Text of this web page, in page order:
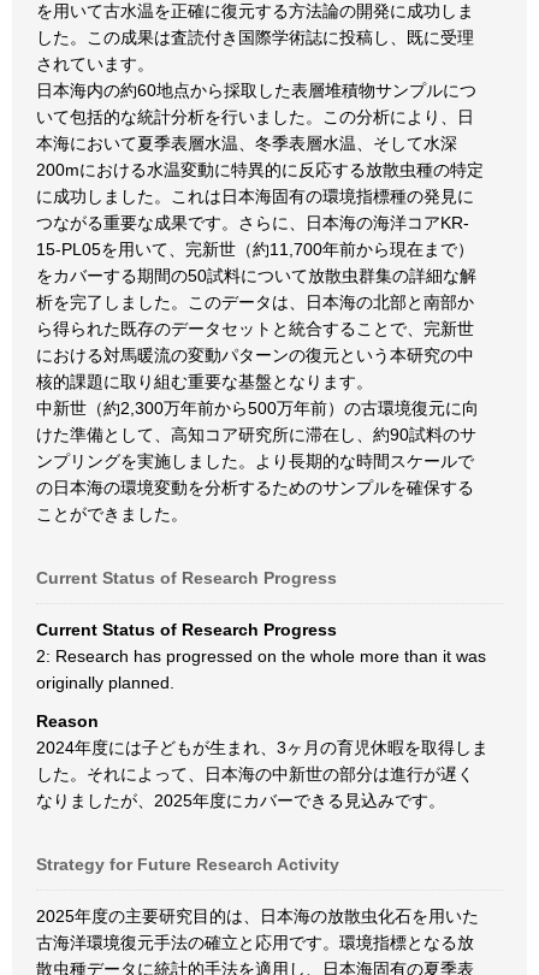
を用いて古水温を正確に復元する方法論の開発に成功しま
した。この成果は査読付き国際学術誌に投稿し、既に受理
されています。
日本海内の約60地点から採取した表層堆積物サンプルにつ
いて包括的な統計分析を行いました。この分析により、日
本海において夏季表層水温、冬季表層水温、そして水深
200mにおける水温変動に特異的に反応する放散虫種の特定
に成功しました。これは日本海固有の環境指標種の発見に
つながる重要な成果です。さらに、日本海の海洋コアKR-
15-PL05を用いて、完新世（約11,700年前から現在まで）
をカバーする期間の50試料について放散虫群集の詳細な解
析を完了しました。このデータは、日本海の北部と南部か
ら得られた既存のデータセットと統合することで、完新世
における対馬暖流の変動パターンの復元という本研究の中
核的課題に取り組む重要な基盤となります。
中新世（約2,300万年前から500万年前）の古環境復元に向
けた準備として、高知コア研究所に滞在し、約90試料のサ
ンプリングを実施しました。より長期的な時間スケールで
の日本海の環境変動を分析するためのサンプルを確保する
ことができました。
Current Status of Research Progress
Current Status of Research Progress
2: Research has progressed on the whole more than it was
originally planned.
Reason
2024年度には子どもが生まれ、3ヶ月の育児休暇を取得しま
した。それによって、日本海の中新世の部分は進行が遅く
なりましたが、2025年度にカバーできる見込みです。
Strategy for Future Research Activity
2025年度の主要研究目的は、日本海の放散虫化石を用いた
古海洋環境復元手法の確立と応用です。環境指標となる放
散虫種データに統計的手法を適用し、日本海固有の夏季表